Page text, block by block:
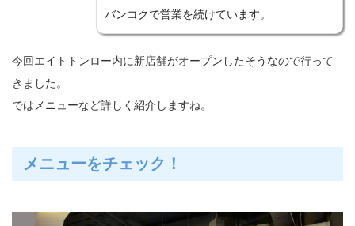
バンコクで営業を続けています。
今回エイトトンロー内に新店舗がオープンしたそうなので行って
きました。
ではメニューなど詳しく紹介しますね。
メニューをチェック！